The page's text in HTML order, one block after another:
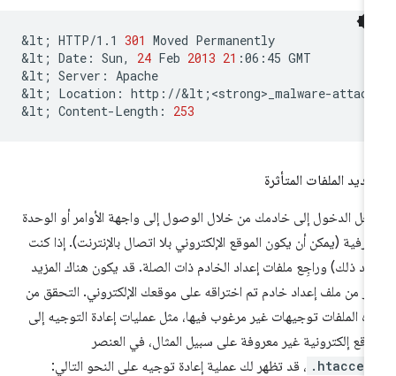
&lt; HTTP/1.1 301 Moved Permanently
&lt; Date: Sun, 24 Feb 2013 21 :06:45 GMT
&lt; Server: Apache
&lt; Location: http://&lt;<strong>_malware-
&lt; Content-Length:
الملفات المتأثرة
الدخول إلى خادمك من خلال الوصول إلى واجهة الأوامر أو الوحدة
(يمكن أن يكون الموقع الإلكتروني بلا اتصال بالإنترنت). إذا كنت
ذلك) وراجِع ملفات إعداد الخادم ذات الصلة. قد يكون هناك المزيد
من ملف إعداد خادم تم اختراقه على موقعك الإلكتروني. التحقق من
الملفات توجيهات غير مرغوب فيها، مثل عمليات إعادة التوجيه إلى
إلكترونية غير معروفة على سبيل المثال، في العنصر
، قد تظهر لك عملية إعادة توجيه على النحو التالي: